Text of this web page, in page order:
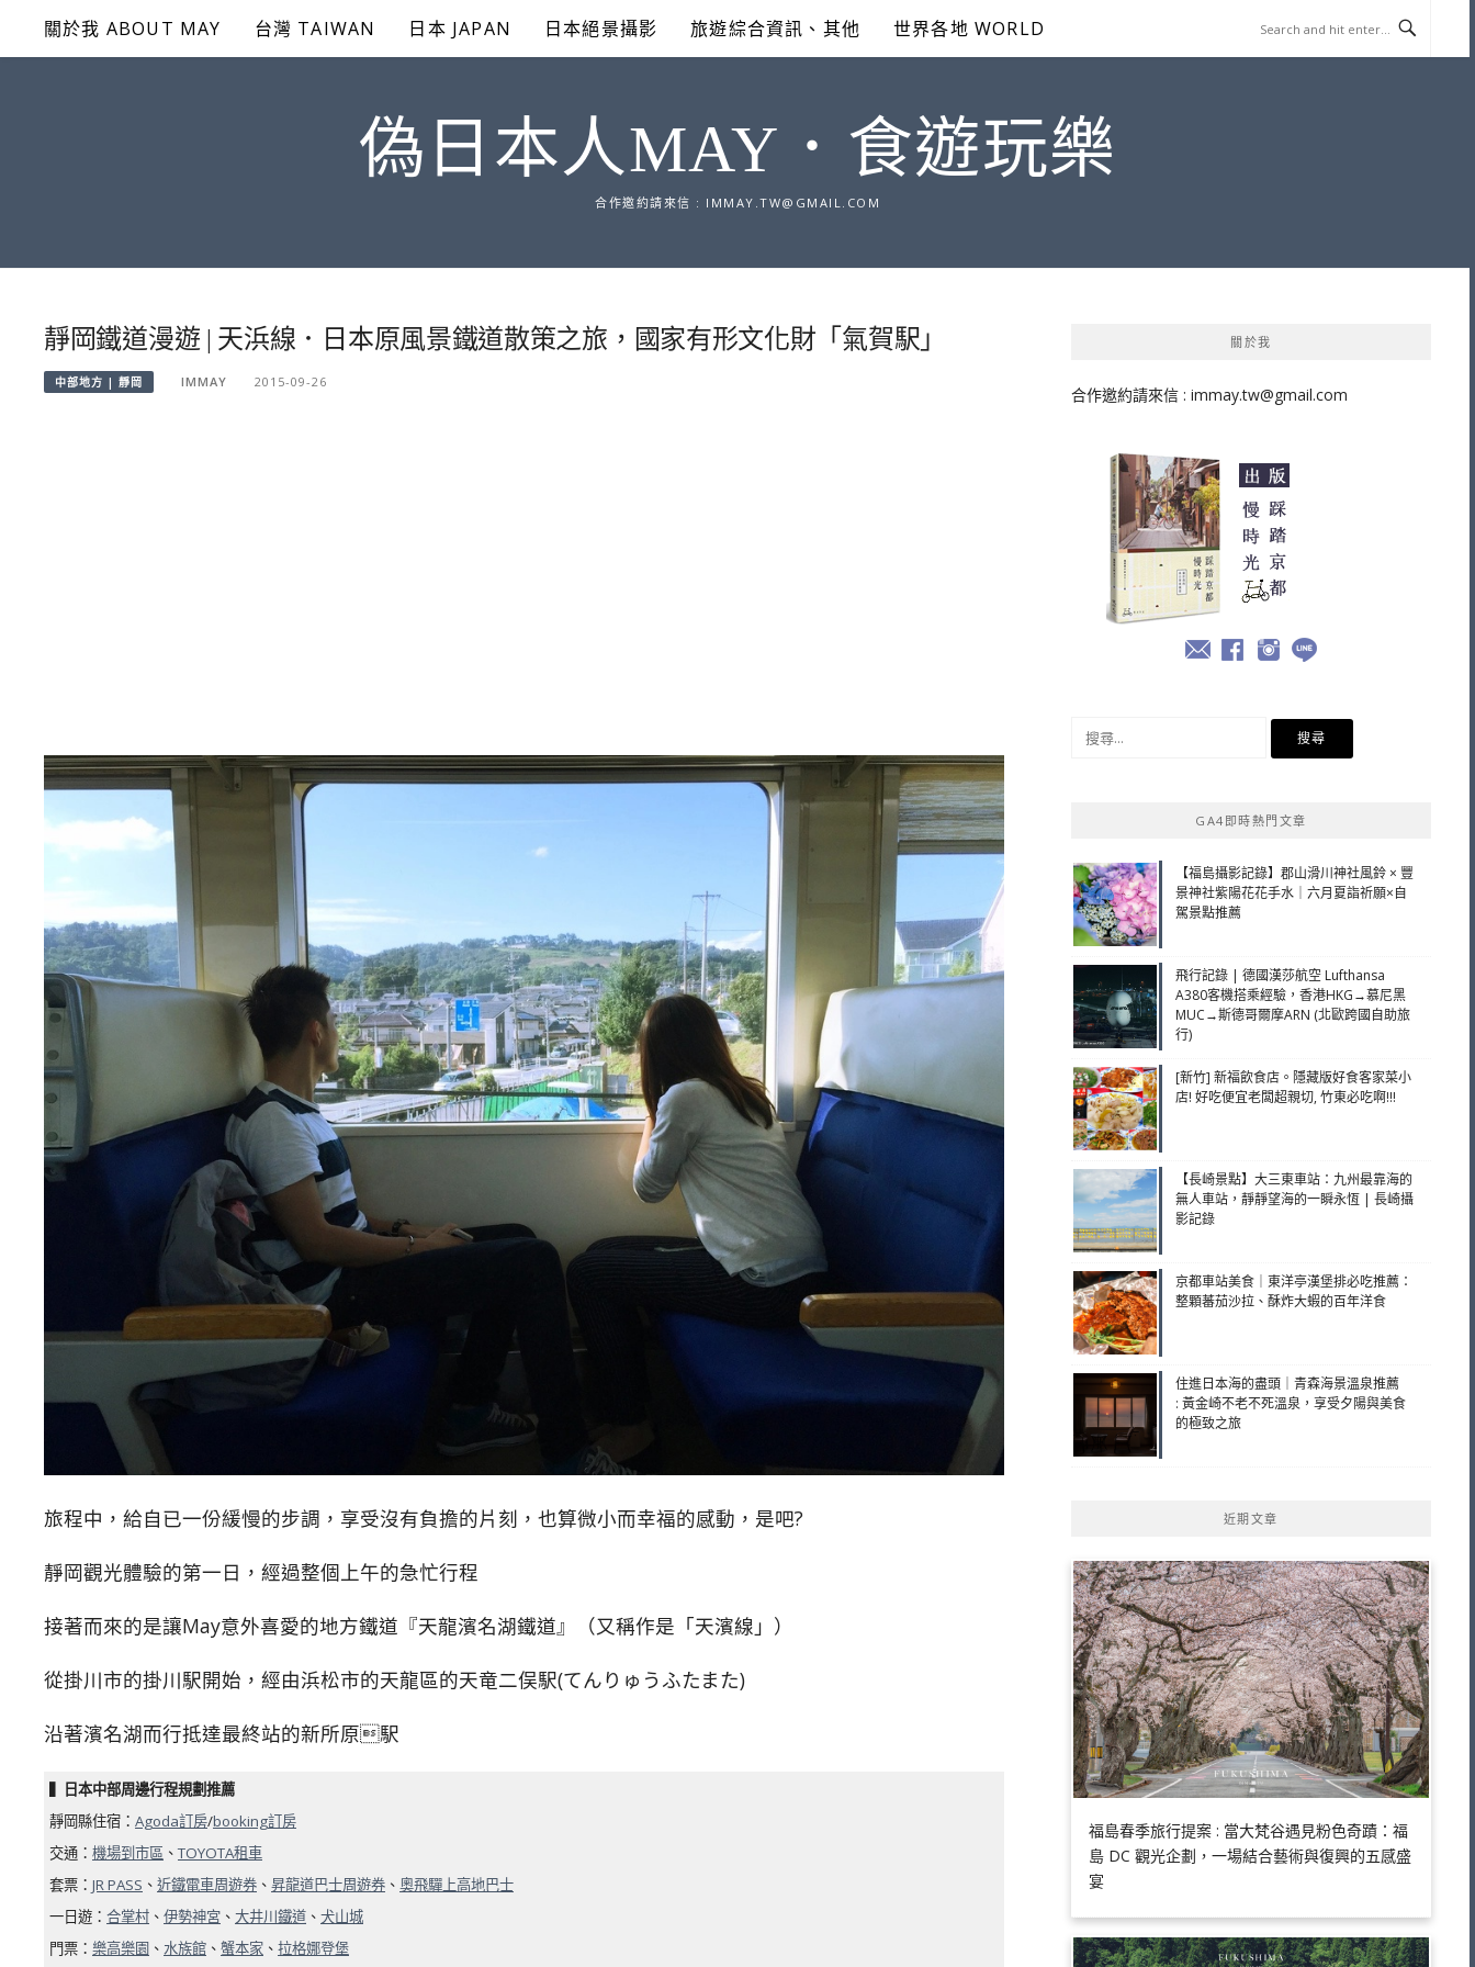
content
關於我 ABOUT MAY 台灣 TAIWAN 日本 JAPAN 日本絕景攝影 旅遊綜合資訊、其他 世界各地 WORLD
偽日本人MAY．食遊玩樂
合作邀約請來信 : IMMAY.TW@GMAIL.COM
靜岡鐵道漫遊 | 天浜線．日本原風景鐵道散策之旅，國家有形文化財「氣賀駅」
中部地方 | 靜岡 IMMAY 2015-09-26
旅程中，給自已一份緩慢的步調，享受沒有負擔的片刻，也算微小而幸福的感動，是吧?
靜岡觀光體驗的第一日，經過整個上午的急忙行程
接著而來的是讓May意外喜愛的地方鐵道『天龍濱名湖鐵道』（又稱作是「天濱線」）
從掛川市的掛川駅開始，經由浜松市的天龍區的天竜二俣駅(てんりゅうふたまた)
沿著濱名湖而行抵達最終站的新所原駅
▍日本中部周邊行程規劃推薦
靜岡縣住宿： Agoda訂房/booking訂房
交通： 機場到市區 、TOYOTA租車
套票： JR PASS 、 近鐵電車周遊券 、 昇龍道巴士周遊券 、 奧飛驒上高地巴士
一日遊： 合掌村 、 伊勢神宮 、 大井川鐵道 、 犬山城
門票： 樂高樂園 、 水族館 、 蟹本家 、 拉格娜登堡
關於我
合作邀約請來信 : immay.tw@gmail.com
GA4即時熱門文章
【福島攝影記錄】郡山滑川神社風鈴 × 豐
景神社紫陽花花手水｜六月夏詣祈願×自
駕景點推薦
飛行記錄 | 德國漢莎航空 Lufthansa
A380客機搭乘經驗，香港HKG→慕尼黑
MUC→斯德哥爾摩ARN (北歐跨國自助旅
行)
[新竹] 新福飲食店。隱藏版好食客家菜小
店! 好吃便宜老闆超親切, 竹東必吃啊!!!
【長崎景點】大三東車站：九州最靠海的
無人車站，靜靜望海的一瞬永恆 | 長崎攝
影記錄
京都車站美食｜東洋亭漢堡排必吃推薦：
整顆蕃茄沙拉、酥炸大蝦的百年洋食
住進日本海的盡頭｜青森海景溫泉推薦
: 黃金崎不老不死溫泉，享受夕陽與美食
的極致之旅
近期文章
福島春季旅行提案 : 當大梵谷遇見粉色奇蹟：福
島 DC 觀光企劃，一場結合藝術與復興的五感盛
宴